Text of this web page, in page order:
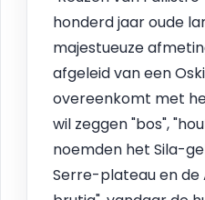
honderd jaar oude
majestueuze
afgeleid van een
overeenkomt met
wil zeggen "bos",
noemden het Sila-
Serre-plateau en de